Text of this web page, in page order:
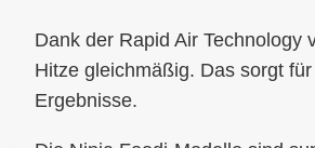
Dank der Rapid Air Technology
Hitze gleichmäßig. Das sorgt
Ergebnisse.